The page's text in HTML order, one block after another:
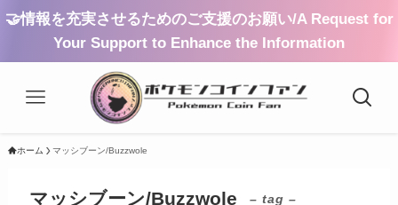
🤝情報を充実させるためのご支援のお願い/A Request for
Your Support to Enhance the Information
ホーム マッシブーン/Buzzwole
マッシブーン/Buzzwole – tag –